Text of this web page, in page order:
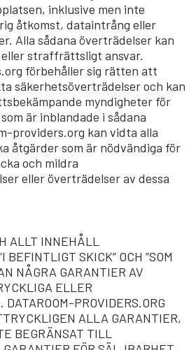
inklusive men inte
åtkomst, dataintrång eller
Alla sådana överträdelser kan
straffrättsligt ansvar.
förbehåller sig rätten att
säkerhetsöverträdelser och kan
myndigheter för
är inblandade i sådana
providers.org kan vidta alla
åtgärder som är nödvändiga för
och mildra
eller överträdelser av dessa
ALLT INNEHÅLL
SKICK” OCH ”SOM
NÅGRA GARANTIER AV
ELLER
DATAROOM-PROVIDERS.ORG
ALLA GARANTIER,
BEGRÄNSAT TILL